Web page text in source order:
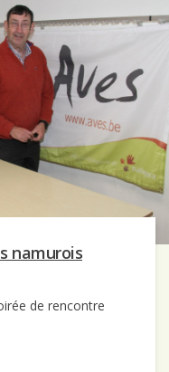
namurois
de rencontre